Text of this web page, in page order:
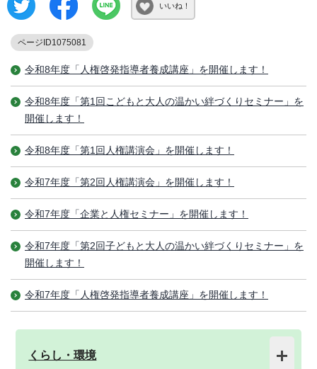
いいね！
ページID1075081
令和8年度「人権啓発指導者養成講座」を開催します！
令和8年度「第1回こどもと大人の温かい絆づくりセミナー」を
開催します！
令和8年度「第1回人権講演会」を開催します！
令和7年度「第2回人権講演会」を開催します！
令和7年度「企業と人権セミナー」を開催します！
令和7年度「第2回子どもと大人の温かい絆づくりセミナー」を
開催します！
令和7年度「人権啓発指導者養成講座」を開催します！
くらし・環境